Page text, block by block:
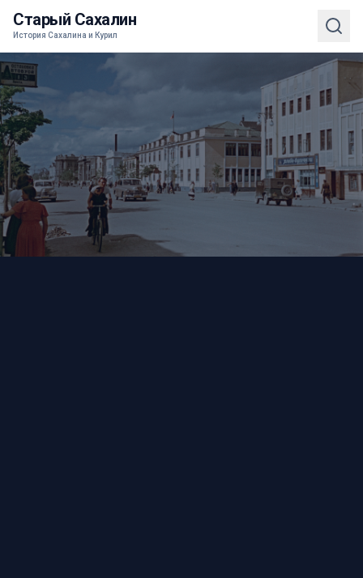
Старый Сахалин
История Сахалина и Курил